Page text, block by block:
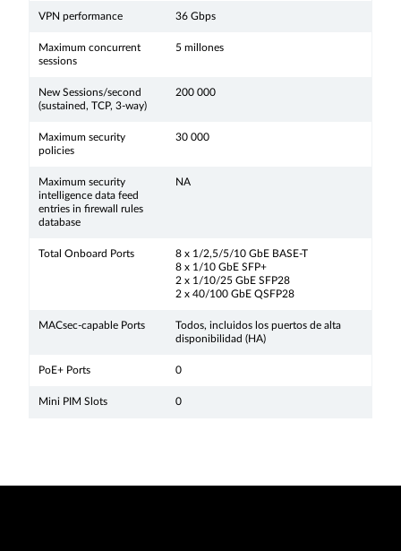
VPN performance 36 Gbps
Maximum concurrent
sessions
5 millones
New Sessions/second
(sustained, TCP, 3-way)
200 000
Maximum security
policies
30 000
Maximum security
intelligence data feed
entries in firewall rules
database
NA
Total Onboard Ports
8 x 1/2,5/5/10 GbE BASE-T
8 x 1/10 GbE SFP+
2 x 1/10/25 GbE SFP28
2 x 40/100 GbE QSFP28
MACsec-capable Ports
Todos, incluidos los puertos de alta
disponibilidad (HA)
PoE+ Ports 0
Mini PIM Slots 0